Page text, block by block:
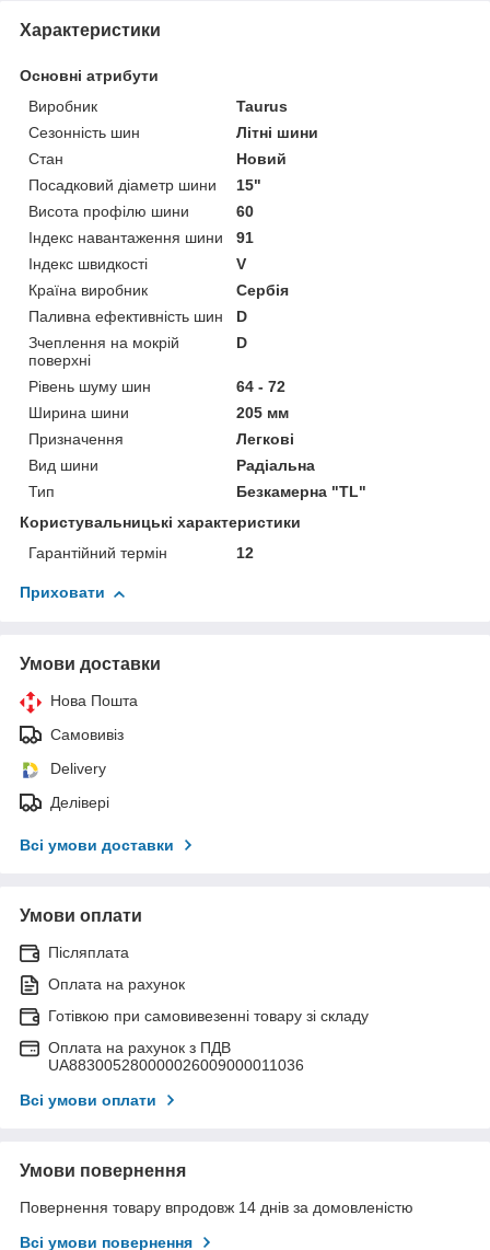
Характеристики
Основні атрибути
Виробник
Taurus
Сезонність шин
Літні шини
Стан
Новий
Посадковий діаметр шини
15"
Висота профілю шини
60
Індекс навантаження шини
91
Індекс швидкості
V
Країна виробник
Сербія
Паливна ефективність шин
D
Зчеплення на мокрій
поверхні
D
Рівень шуму шин
64 - 72
Ширина шини
205 мм
Призначення
Легкові
Вид шини
Радіальна
Тип
Безкамерна "TL"
Користувальницькі характеристики
Гарантійний термін
12
Приховати
Умови доставки
Нова Пошта
Самовивіз
Delivery
Делівері
Всі умови доставки
Умови оплати
Післяплата
Оплата на рахунок
Готівкою при самовивезенні товару зі складу
Оплата на рахунок з ПДВ
UA883005280000026009000011036
Всі умови оплати
Умови повернення
Повернення товару впродовж 14 днів за домовленістю
Всі умови повернення